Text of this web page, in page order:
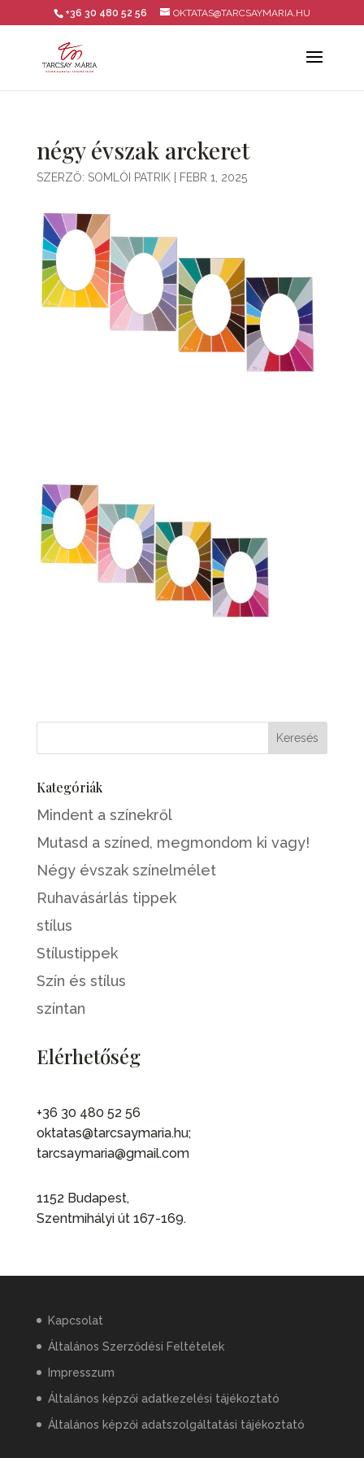
+36 30 480 52 56 OKTATAS@TARCSAYMARIA.HU
négy évszak arckeret
SZERZŐ: SOMLÓI PATRIK| FEBR 1, 2025
Kategóriák
Mindent a színekről
Mutasd a színed, megmondom ki vagy!
Négy évszak színelmélet
Ruhavásárlás tippek
stílus
Stílustippek
Szín és stílus
színtan
Elérhetőség
+36 30 480 52 56
oktatas@tarcsaymaria.hu;
tarcsaymaria@gmail.com
1152 Budapest,
Szentmihályi út 167-169.
Kapcsolat
Általános Szerződési Feltételek
Impresszum
Általános képzői adatkezelési tájékoztató
Általános képzői adatszolgáltatási tájékoztató